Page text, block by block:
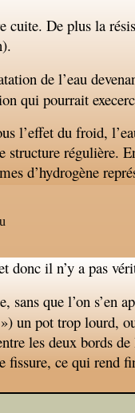
De plus la
de l’eau
qui pourrait
l’effet du froid,
régulière.
d’hydrogène
donc il n’y a pas
sans que l’on s’en
un pot trop lourd,
les deux bords
fissure, ce qui rend